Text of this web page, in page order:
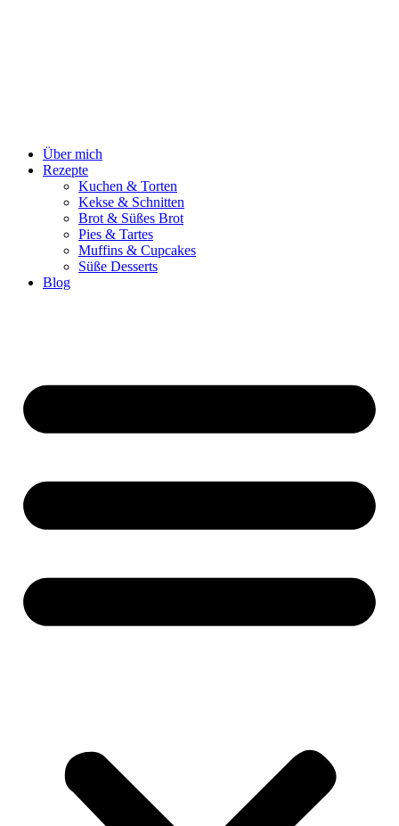
Über mich
Rezepte
Kuchen & Torten
Kekse & Schnitten
Brot & Süßes Brot
Pies & Tartes
Muffins & Cupcakes
Süße Desserts
Blog